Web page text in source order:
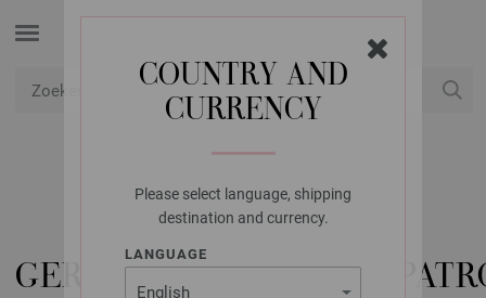
COUNTRY AND
CURRENCY
Please select language, shipping
destination and currency.
LANGUAGE
LANA GROSSA
SJAAL IN